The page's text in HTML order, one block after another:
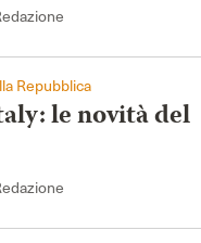
Repubblica
le novità del